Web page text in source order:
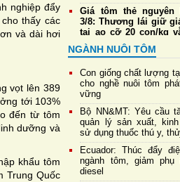
nghiệp đẩy
thấy các
và dài hơi
vọt lên 389
tới 103%
đến từ tôm
dưỡng và
khẩu tôm
Trung Quốc
Giá tôm thẻ nguyên
3/8: Thương lái giữ
tại ao cỡ 20 con/kg
185.000 đồng/kg
Phê duyệt kế hoạch
công nghiệp sinh
đổi mới lĩnh vực
y và thủy sản
Nuôi tôm dưới tán
mặn: Mô hình cộng
chứng nhận quốc tế
4 nguyên nhân
sớm ở tôm
NGÀNH NUÔI TÔM
Con giống chất lượng
cho nghề nuôi tôm
vững
Bộ NN&MT: Yêu cầu
quản lý sản xuất,
sử dụng thuốc thú y,
Ecuador: Thúc đẩy
ngành tôm, giảm phụ
diesel